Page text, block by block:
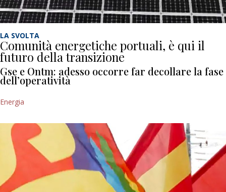
LA SVOLTA
Comunità energetiche portuali, è qui il
futuro della transizione
Gse e Ontm: adesso occorre far decollare la fase
dell’operatività
Energia